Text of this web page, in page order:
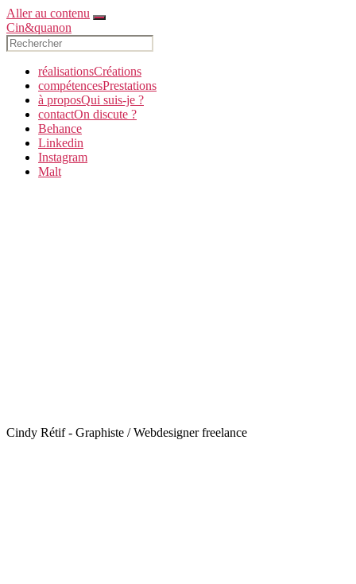
Aller au contenu
Cin&quanon
réalisationsCréations
compétencesPrestations
à proposQui suis-je ?
contactOn discute ?
Behance
Linkedin
Instagram
Malt
Cindy Rétif - Graphiste / Webdesigner freelance